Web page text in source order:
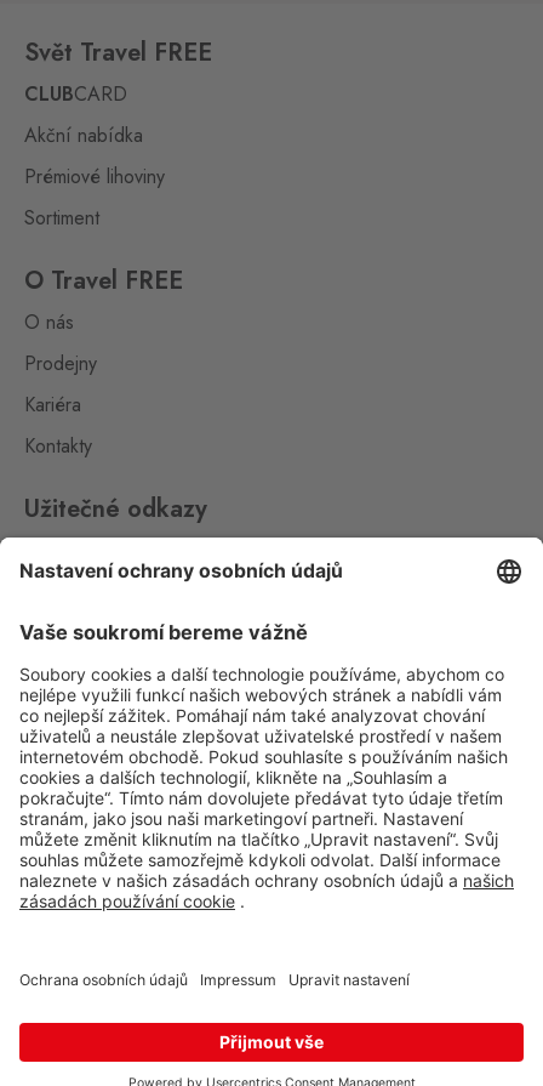
Svět Travel FREE
CLUBCARD
Akční nabídka
Prémiové lihoviny
Sortiment
O Travel FREE
O nás
Prodejny
Kariéra
Kontakty
Užitečné odkazy
Ochrana osobních údajů
Aplikace Travel FREE ke stažení
Sledujte nás na sociálních sitích
© 2026 Travel FREE a.s. Všechna práva vyhrazena.